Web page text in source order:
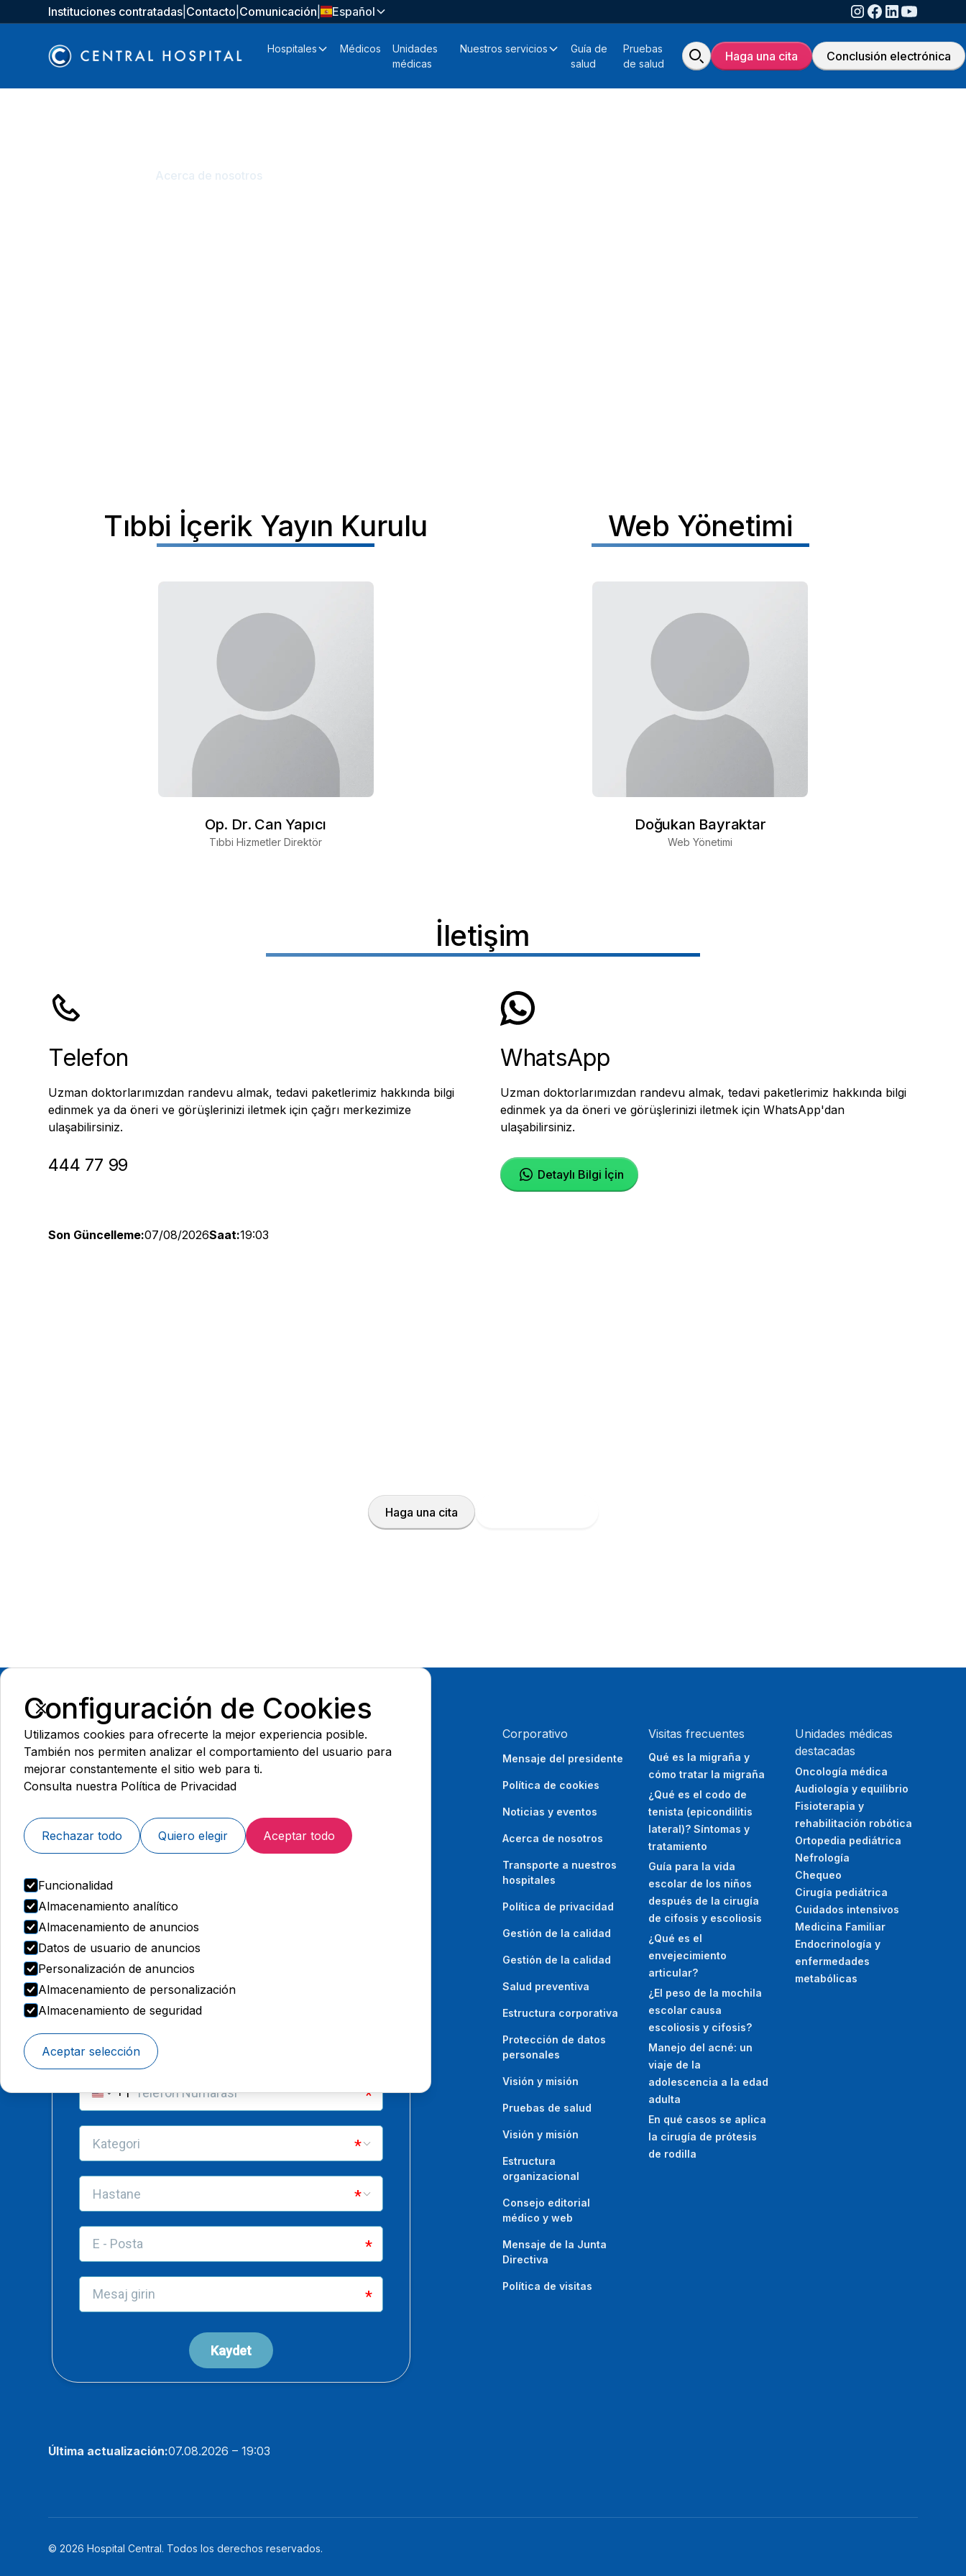
Instituciones contratadas Contacto Comunicación | Español
Hospitales Médicos
Unidades
médicas
Nuestros servicios
Guía de
salud
Pruebas
de salud
Haga una cita Conclusión electrónica
Acerca de nosotros
Tıbbi İçerik Yayın Kurulu
Op. Dr. Can Yapıcı
Tıbbi Hizmetler Direktör
Web Yönetimi
Doğukan Bayraktar
Web Yönetimi
İletişim
Telefon
Uzman doktorlarımızdan randevu almak, tedavi paketlerimiz hakkında bilgi
edinmek ya da öneri ve görüşlerinizi iletmek için çağrı merkezimize
ulaşabilirsiniz.
444 77 99
WhatsApp
Uzman doktorlarımızdan randevu almak, tedavi paketlerimiz hakkında bilgi
edinmek ya da öneri ve görüşlerinizi iletmek için WhatsApp'dan
ulaşabilirsiniz.
Detaylı Bilgi İçin
Son Güncelleme:07/08/2026Saat:19:03
Haga una cita
Configuración de Cookies
Utilizamos cookies para ofrecerte la mejor experiencia posible.
También nos permiten analizar el comportamiento del usuario para
mejorar constantemente el sitio web para ti.
Consulta nuestra Política de Privacidad
Rechazar todo Quiero elegir Aceptar todo
Funcionalidad
Almacenamiento analítico
Almacenamiento de anuncios
Datos de usuario de anuncios
Personalización de anuncios
Almacenamiento de personalización
Almacenamiento de seguridad
Aceptar selección
Consejo editorial médico y web
Contacto:
444 77 99
Última actualización:07.08.2026 – 19:03
Corporativo
Mensaje del presidente
Política de cookies
Noticias y eventos
Acerca de nosotros
Transporte a nuestros
hospitales
Política de privacidad
Gestión de la calidad
Gestión de la calidad
Salud preventiva
Estructura corporativa
Protección de datos
personales
Visión y misión
Pruebas de salud
Visión y misión
Estructura
organizacional
Consejo editorial
médico y web
Mensaje de la Junta
Directiva
Política de visitas
Visitas frecuentes
Qué es la migraña y
cómo tratar la migraña
¿Qué es el codo de
tenista (epicondilitis
lateral)? Síntomas y
tratamiento
Guía para la vida
escolar de los niños
después de la cirugía
de cifosis y escoliosis
¿Qué es el
envejecimiento
articular?
¿El peso de la mochila
escolar causa
escoliosis y cifosis?
Manejo del acné: un
viaje de la
adolescencia a la edad
adulta
En qué casos se aplica
la cirugía de prótesis
de rodilla
Unidades médicas
destacadas
Oncología médica
Audiología y equilibrio
Fisioterapia y
rehabilitación robótica
Ortopedia pediátrica
Nefrología
Chequeo
Cirugía pediátrica
Cuidados intensivos
Medicina Familiar
Endocrinología y
enfermedades
metabólicas
© 2026 Hospital Central. Todos los derechos reservados.